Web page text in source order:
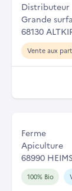
Distributeur
Grande
68130
Vente aux
Ferme
Apiculture
68990
100% Bio